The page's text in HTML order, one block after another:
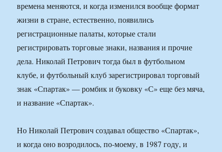
времена меняются, и когда изменился вообще формат
жизни в стране, естественно, появились
регистрационные палаты, которые стали
регистрировать торговые знаки, названия и прочие
дела. Николай Петрович тогда был в футбольном
клубе, и футбольный клуб зарегистрировал торговый
знак «Спартак» — ромбик и буковку «С» еще без мяча,
и название «Спартак».
Но Николай Петрович создавал общество «Спартак»,
и когда оно возродилось, по-моему, в 1987 году, и